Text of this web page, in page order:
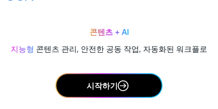
콘텐츠 + AI
지능형 콘텐츠 관리, 안전한 공동 작업, 자동화된 워크플로
시작하기